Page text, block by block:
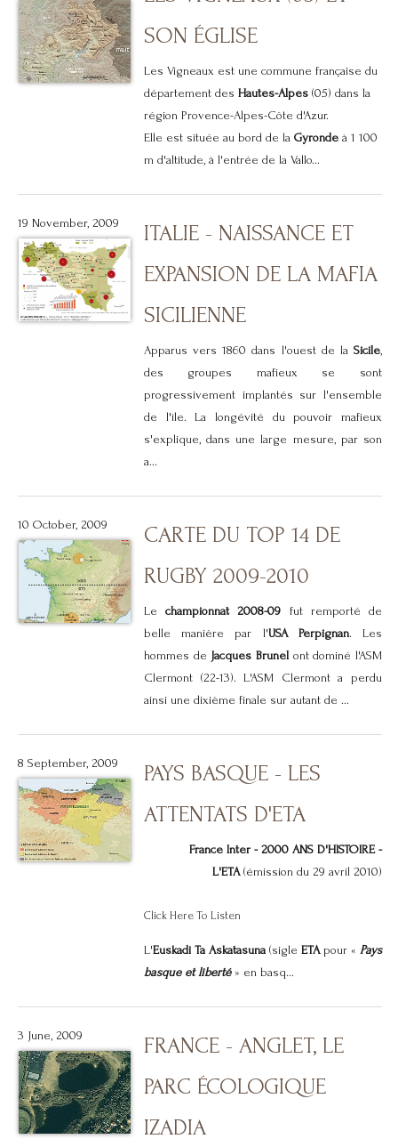
SON ÉGLISE
Les Vigneaux est une commune française du
département des Hautes-Alpes(05) dans la
région Provence-Alpes-Côte d'Azur.
Elle est située au bord de la Gyronde à 1 100
m d'altitude, à l'entrée de la Vallo...
19 November, 2009
ITALIE - NAISSANCE ET
EXPANSION DE LA MAFIA
SICILIENNE
Apparus vers 1860 dans l'ouest de la Sicile,
des groupes mafieux se sont
progressivement implantés sur l'ensemble
de l'île. La longévité du pouvoir mafieux
s'explique, dans une large mesure, par son
a...
10 October, 2009
CARTE DU TOP 14 DE
RUGBY 2009-2010
Lechampionnat 2008-09 fut remporté de
belle manière par l'USA Perpignan. Les
hommes de Jacques Brunel ont dominé l'ASM
Clermont (22-13). L'ASM Clermont a perdu
ainsi une dixième finale sur autant de ...
8 September, 2009
PAYS BASQUE - LES
ATTENTATS D'ETA
France Inter - 2000 ANS D'HISTOIRE -
L'ETA(émission du 29 avril 2010)
Click Here To Listen
L'Euskadi Ta Askatasuna(sigle ETApour «Pays
basque et liberté» en basq...
3 June, 2009
FRANCE - ANGLET, LE
PARC ÉCOLOGIQUE
IZADIA